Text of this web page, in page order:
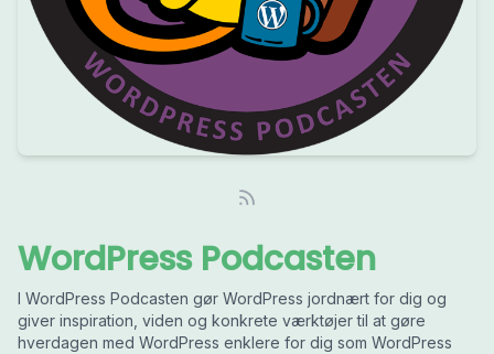
WordPress Podcasten
I WordPress Podcasten gør WordPress jordnært for dig og
giver inspiration, viden og konkrete værktøjer til at gøre
hverdagen med WordPress enklere for dig som WordPress